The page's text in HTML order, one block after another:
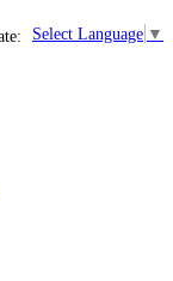
Select Language ▼